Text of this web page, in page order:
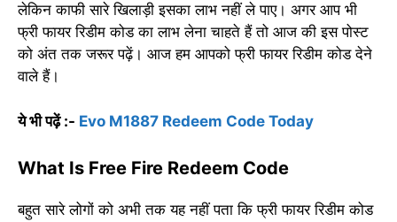
लेकिन काफी सारे खिलाड़ी इसका लाभ नहीं ले पाए। अगर आप भी
फ्री फायर रिडीम कोड का लाभ लेना चाहते हैं तो आज की इस पोस्ट
को अंत तक जरूर पढ़ें। आज हम आपको फ्री फायर रिडीम कोड देने
वाले हैं।
ये भी पढ़ें :- Evo M1887 Redeem Code Today
What Is Free Fire Redeem Code
बहुत सारे लोगों को अभी तक यह नहीं पता कि फ्री फायर रिडीम कोड